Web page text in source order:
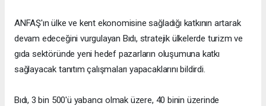
ANFAŞ'ın ülke ve kent ekonomisine sağladığı katkının artarak
devam edeceğini vurgulayan Bıdı, stratejik ülkelerde turizm ve
gıda sektöründe yeni hedef pazarların oluşumuna katkı
sağlayacak tanıtım çalışmaları yapacaklarını bildirdi.
Bıdı, 3 bin 500'ü yabancı olmak üzere, 40 binin üzerinde